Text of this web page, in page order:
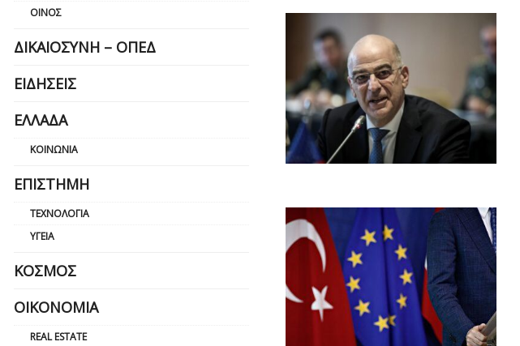
ΟΊΝΟΣ
ΔΙΚΑΙΟΣΎΝΗ – ΟΠΕΔ
ΕΙΔΉΣΕΙΣ
ΕΛΛΆΔΑ
ΚΟΙΝΩΝΊΑ
ΕΠΙΣΤΉΜΗ
ΤΕΧΝΟΛΟΓΊΑ
ΥΓΕΊΑ
ΚΌΣΜΟΣ
ΟΙΚΟΝΟΜΊΑ
REAL ESTATE